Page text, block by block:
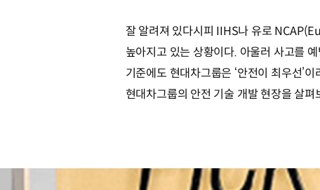
잘 알려져 있다시피 IIHS나 유로
높아지고 있는 상황이다. 아울러 사고를
기준에도 현대차그룹은 ‘안전이 최우선’
현대차그룹의 안전 기술 개발 현장을 살